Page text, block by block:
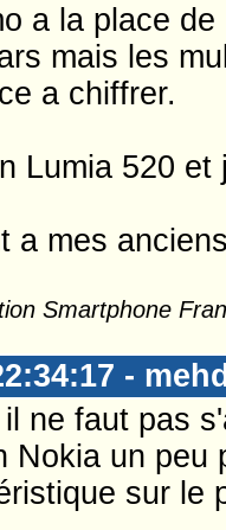
a la place
mais les
a chiffrer.
Lumia 520
a mes
Smartphone
-
ne faut pas
Nokia un
sur le